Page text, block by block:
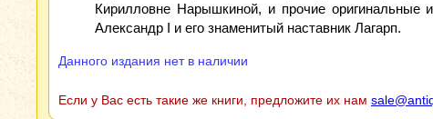
Кирилловне Нарышкиной, и прочие оригинальные
Александр I и его знаменитый наставник Лагарп.
Данного издания нет в наличии
Если у Вас есть такие же книги, предложите их нам